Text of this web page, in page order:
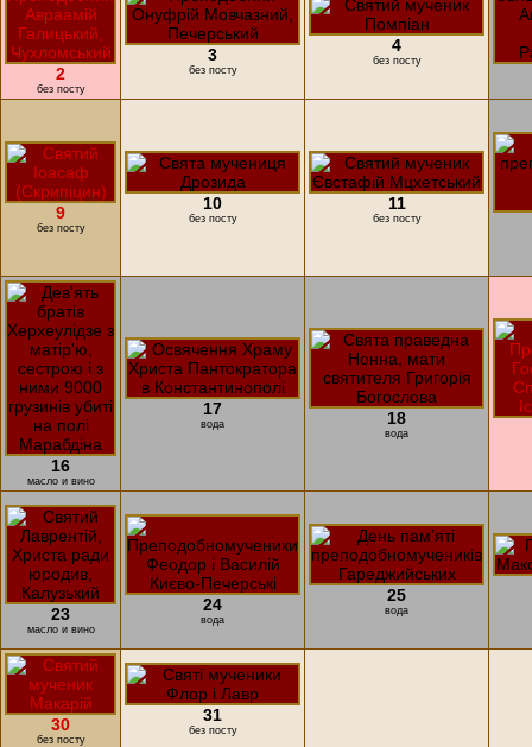
2
без посту
3
без посту
4
без посту
9
без посту
10
без посту
11
без посту
16
масло и вино
17
вода 18
вода
23
масло и вино
24
вода
25
вода
30
без посту
31
без посту